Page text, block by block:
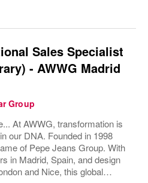
Sales Specialist
- AWWG Madrid
Group
At AWWG, transformation is
our DNA. Founded in 1998
of Pepe Jeans Group. With
in Madrid, Spain, and design
and Nice, this global